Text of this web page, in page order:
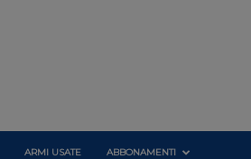
ARMI USATE ABBONAMENTI